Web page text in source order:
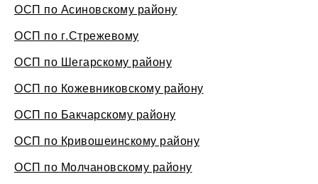
ОСП по Асиновскому району
ОСП по г.Стрежевому
ОСП по Шегарскому району
ОСП по Кожевниковскому району
ОСП по Бакчарскому району
ОСП по Кривошеинскому району
ОСП по Молчановскому району